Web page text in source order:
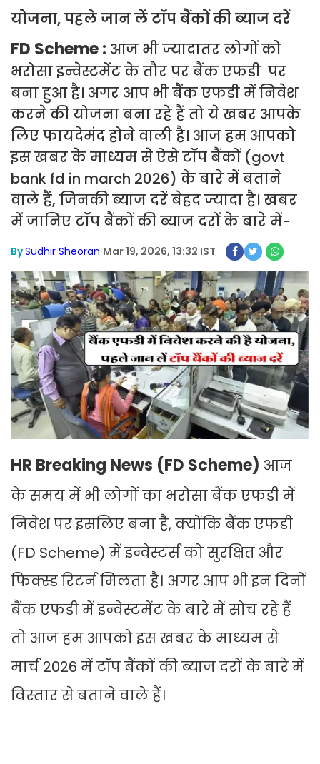
योजना, पहले जान लें टॉप बैंकों की ब्याज दरें
FD Scheme : आज भी ज्यादातर लोगों को
भरोसा इन्वेस्टमेंट के तौर पर बैंक एफडी पर
बना हुआ है। अगर आप भी बैंक एफडी में निवेश
करने की योजना बना रहे हैं तो ये खबर आपके
लिए फायदेमंद होने वाली है। आज हम आपको
इस खबर के माध्यम से ऐसे टॉप बैंकों (govt
bank fd in march 2026) के बारे में बताने
वाले हैं, जिनकी ब्याज दरें बेहद ज्यादा है। खबर
में जानिए टॉप बैंकों की ब्याज दरों के बारे में-
BySudhir Sheoran Mar 19, 2026, 13:32 IST
HR Breaking News (FD Scheme) आज
के समय में भी लोगों का भरोसा बैंक एफडी में
निवेश पर इसलिए बना है, क्योंकि बैंक एफडी
(FD Scheme) में इन्वेस्टर्स को सुरक्षित और
फिक्स्ड रिटर्न मिलता है। अगर आप भी इन दिनों
बैंक एफडी में इन्वेस्टमेंट के बारे में सोच रहे हैं
तो आज हम आपको इस खबर के माध्यम से
मार्च 2026 में टॉप बैंकों की ब्याज दरों के बारे में
विस्तार से बताने वाले हैं।